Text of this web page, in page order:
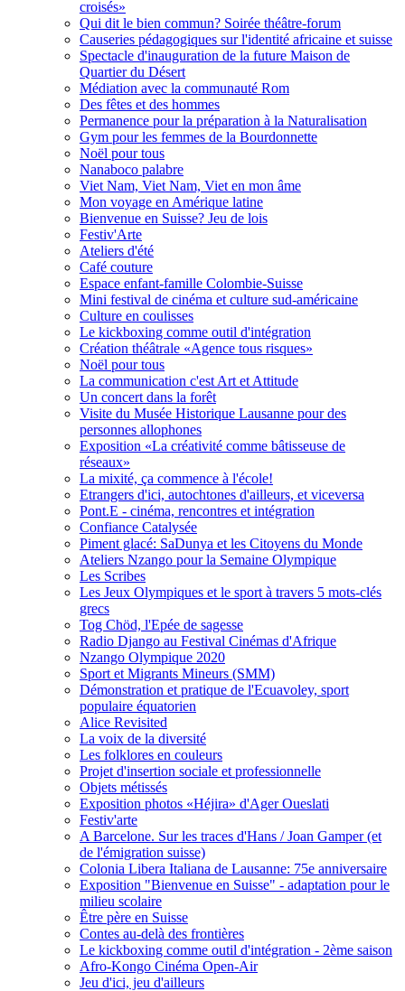
croisés»
Qui dit le bien commun? Soirée théâtre-forum
Causeries pédagogiques sur l'identité africaine et suisse
Spectacle d'inauguration de la future Maison de
Quartier du Désert
Médiation avec la communauté Rom
Des fêtes et des hommes
Permanence pour la préparation à la Naturalisation
Gym pour les femmes de la Bourdonnette
Noël pour tous
Nanaboco palabre
Viet Nam, Viet Nam, Viet en mon âme
Mon voyage en Amérique latine
Bienvenue en Suisse? Jeu de lois
Festiv'Arte
Ateliers d'été
Café couture
Espace enfant-famille Colombie-Suisse
Mini festival de cinéma et culture sud-américaine
Culture en coulisses
Le kickboxing comme outil d'intégration
Création théâtrale «Agence tous risques»
Noël pour tous
La communication c'est Art et Attitude
Un concert dans la forêt
Visite du Musée Historique Lausanne pour des
personnes allophones
Exposition «La créativité comme bâtisseuse de
réseaux»
La mixité, ça commence à l'école!
Etrangers d'ici, autochtones d'ailleurs, et viceversa
Pont.E - cinéma, rencontres et intégration
Confiance Catalysée
Piment glacé: SaDunya et les Citoyens du Monde
Ateliers Nzango pour la Semaine Olympique
Les Scribes
Les Jeux Olympiques et le sport à travers 5 mots-clés
grecs
Tog Chöd, l'Epée de sagesse
Radio Django au Festival Cinémas d'Afrique
Nzango Olympique 2020
Sport et Migrants Mineurs (SMM)
Démonstration et pratique de l'Ecuavoley, sport
populaire équatorien
Alice Revisited
La voix de la diversité
Les folklores en couleurs
Projet d'insertion sociale et professionnelle
Objets métissés
Exposition photos «Héjira» d'Ager Oueslati
Festiv'arte
A Barcelone. Sur les traces d'Hans / Joan Gamper (et
de l'émigration suisse)
Colonia Libera Italiana de Lausanne: 75e anniversaire
Exposition "Bienvenue en Suisse" - adaptation pour le
milieu scolaire
Être père en Suisse
Contes au-delà des frontières
Le kickboxing comme outil d'intégration - 2ème saison
Afro-Kongo Cinéma Open-Air
Jeu d'ici, jeu d'ailleurs